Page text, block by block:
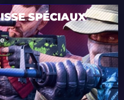
SPÉCIAUX